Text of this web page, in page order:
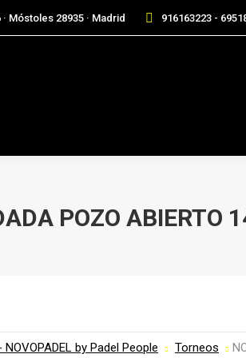
Móstoles 28935 · Madrid 916163223 -
POZO ABIERTO
by Padel People Torneos